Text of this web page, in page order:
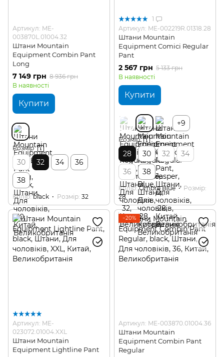
Артикул: ME-
003870L.01004.32
Штани Mountain
Equipment Combin Pant
Long
7 149 грн 8 936 грн
В наявності
Купити
Розмір
30 32 34
36
38
Колір black Розмір 32
1
Артикул: ME-002219R.01318.28
Штани Mountain
Equipment Comici Regular
Pant
2 567 грн 5 133 грн
В наявності
Купити
+9
Розмір
28 30 32
34
36
38
Колір Ombre Blue
Розмір
28
Артикул: ME-
023072.01004.XXL
Штани Mountain
Equipment Lightline Pant
−20%
Артикул: ME-003870.01004.36
Штани Mountain
Equipment Combin Pant
Regular